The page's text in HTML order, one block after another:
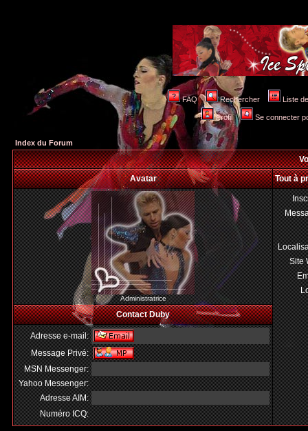
FAQ Rechercher Liste
Profil Se connecter
Index du Forum
Avatar
Tout à
Administratrice
Site
Contact Duby
Adresse e-mail:
Message Privé:
MSN Messenger:
Yahoo Messenger:
Adresse AIM:
Numéro ICQ: